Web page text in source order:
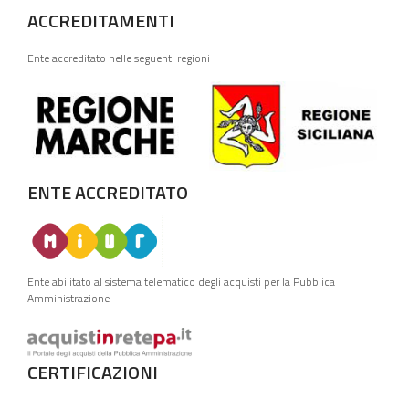
ACCREDITAMENTI
Ente accreditato nelle seguenti regioni
ENTE ACCREDITATO
Ente abilitato al sistema telematico degli acquisti per la Pubblica
Amministrazione
CERTIFICAZIONI